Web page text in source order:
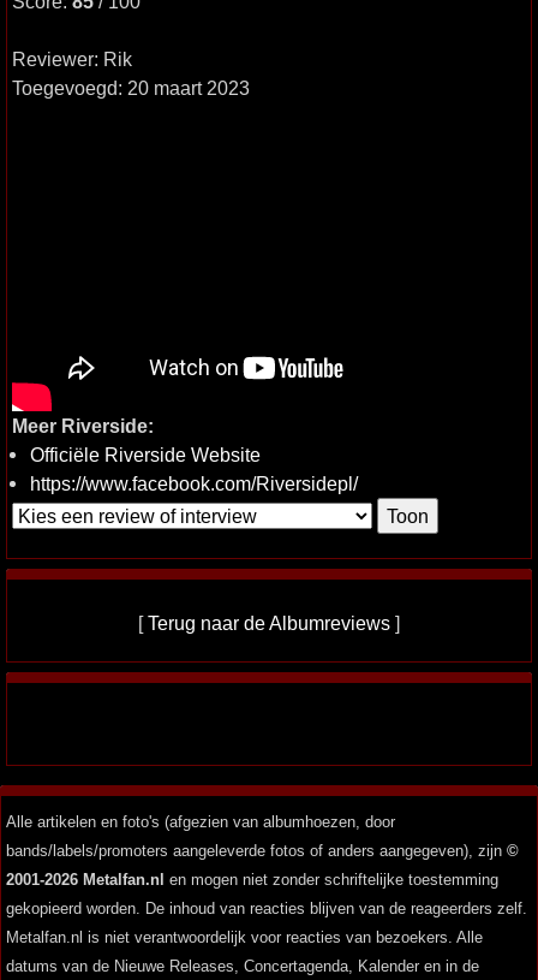
Reviewer: Rik
Toegevoegd: 20 maart 2023
Meer Riverside:
Officiële Riverside Website
https://www.facebook.com/Riversidepl/
[Terug naar de Albumreviews ]
Alle artikelen en foto's (afgezien van albumhoezen, door
bands/labels/promoters aangeleverde fotos of anders aangegeven), zijn ©
2001-2026 Metalfan.nl en mogen niet zonder schriftelijke toestemming
gekopieerd worden. De inhoud van reacties blijven van de reageerders zelf.
Metalfan.nl is niet verantwoordelijk voor reacties van bezoekers. Alle
datums van de Nieuwe Releases, Concertagenda, Kalender en in de